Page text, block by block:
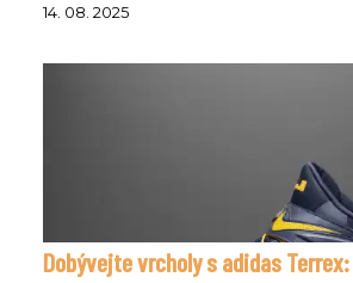
14. 08. 2025
Dobývejte vrcholy s adidas